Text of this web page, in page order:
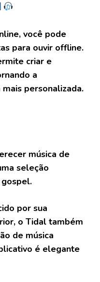
você pode
para ouvir offline.
criar e
a
personalizada.
música de
seleção
por sua
o Tidal também
de música
é elegante